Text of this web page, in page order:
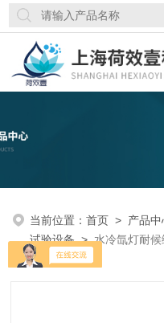
当前位置：首页 > 产品中
试验设备>水冷氙灯耐